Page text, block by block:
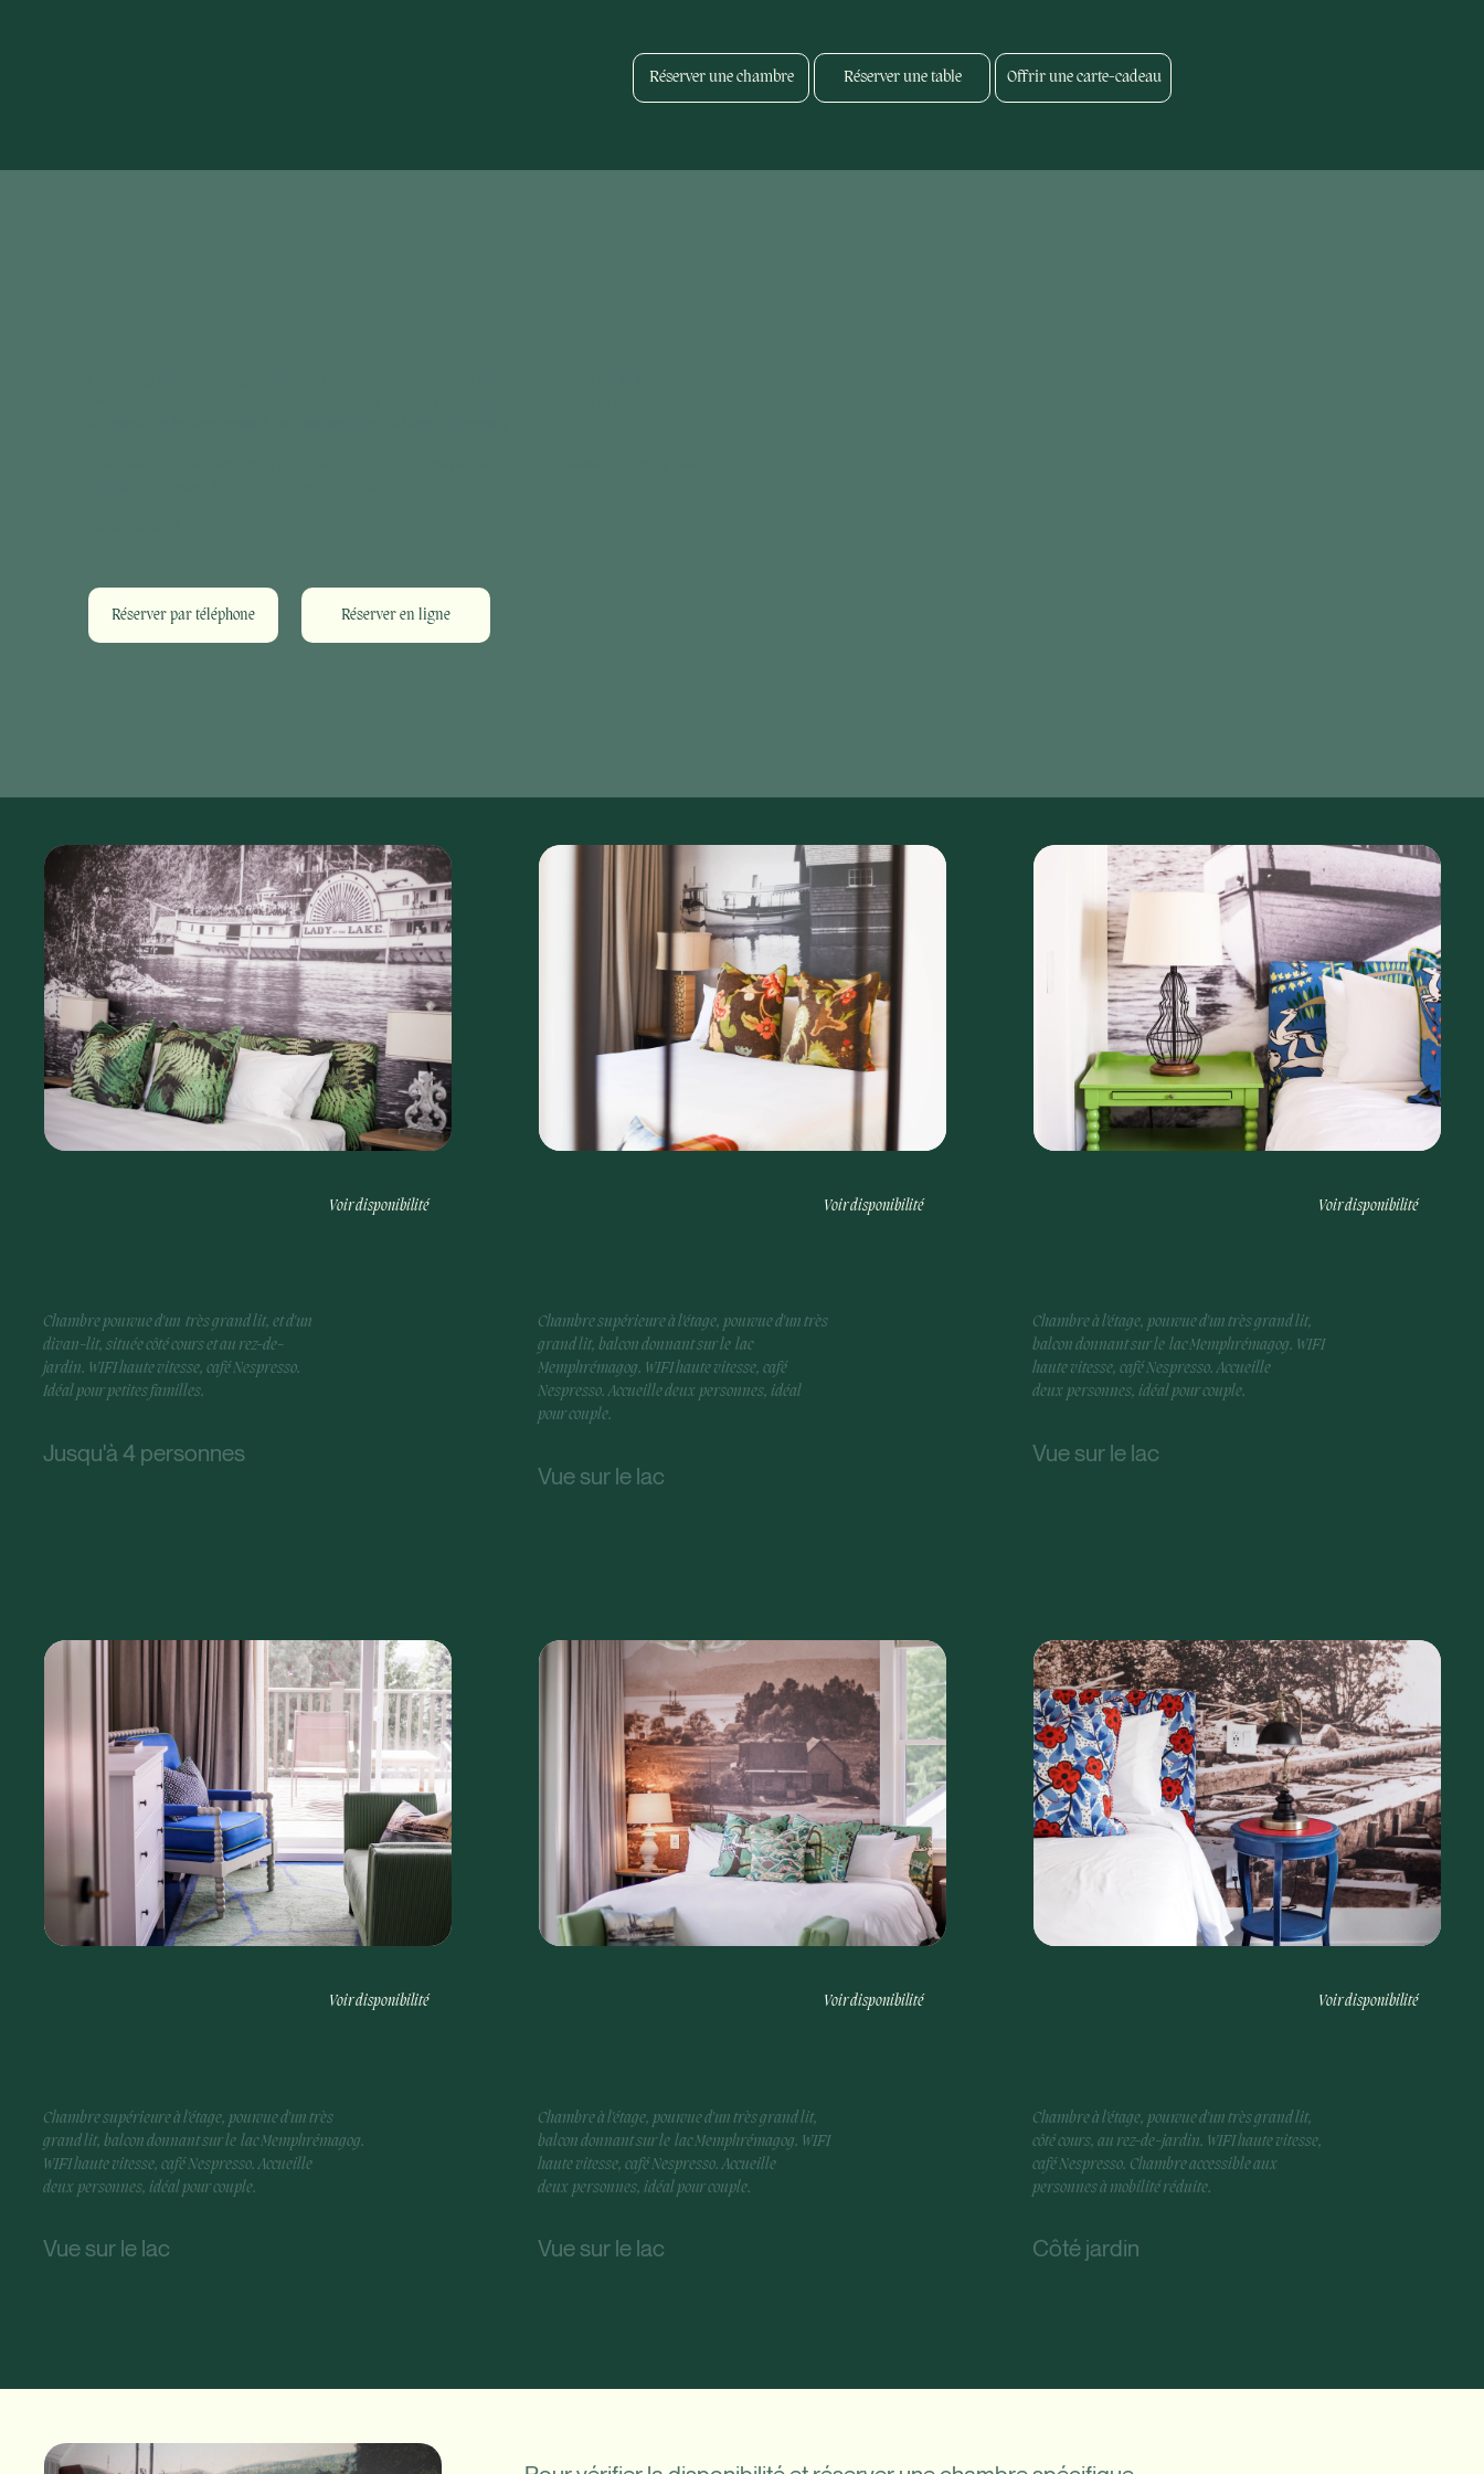
Réserver une chambre Réserver une table Offrir une carte-cadeau
Réserver par téléphone Réserver en ligne
Voir disponibilité
Chambre pourvue d'un très grand lit, et d'un
divan-lit, située côté cours et au rez-de-
jardin. WIFI haute vitesse, café Nespresso.
Idéal pour petites familles.
Jusqu'à 4 personnes
Voir disponibilité
Chambre supérieure à l'étage, pourvue d'un très
grand lit, balcon donnant sur le lac
Memphrémagog. WIFI haute vitesse, café
Nespresso. Accueille deuxpersonnes, idéal
pour couple.
Vue sur le lac
Voir disponibilité
Chambre à l'étage, pourvue d'un très grand lit,
balcon donnant sur le lac Memphrémagog. WIFI
haute vitesse, café Nespresso. Accueille
deux personnes, idéal pour couple.
Vue sur le lac
Voir disponibilité
Chambre supérieure à l'étage, pourvue d'un très
grand lit, balcon donnant sur le lac Memphrémagog.
WIFI haute vitesse, café Nespresso. Accueille
deux personnes, idéal pour couple.
Vue sur le lac
Voir disponibilité
Chambre à l'étage, pourvue d'un très grand lit,
balcon donnant sur le lac Memphrémagog. WIFI
haute vitesse, café Nespresso. Accueille
deux personnes, idéal pour couple.
Vue sur le lac
Voir disponibilité
Chambre à l'étage, pourvue d'un très grand lit,
côté cours, au rez-de-jardin. WIFI haute vitesse,
café Nespresso. Chambre accessible aux
personnes à mobilité réduite.
Côté jardin